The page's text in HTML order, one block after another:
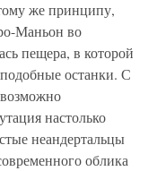
же принципу,
Маньон во
пещера, в которой
останки. С
настолько
неандертальцы
облика